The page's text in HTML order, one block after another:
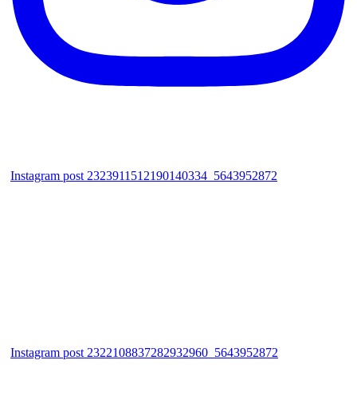
Instagram post 2323911512190140334_5643952872
Instagram post 2322108837282932960_5643952872